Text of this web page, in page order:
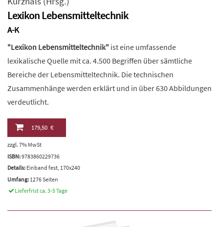
Lexikon Lebensmitteltechnik
A-K
"Lexikon Lebensmitteltechnik" ist eine umfassende
lexikalische Quelle mit ca. 4.500 Begriffen über sämtliche
Bereiche der Lebensmitteltechnik. Die technischen
Zusammenhänge werden erklärt und in über 630 Abbildungen
verdeutlicht.
179,50 €
zzgl. 7% MwSt
ISBN:9783860229736
Details: Einband fest, 170x240
Umfang: 1276 Seiten
Lieferfrist ca. 3-5 Tage